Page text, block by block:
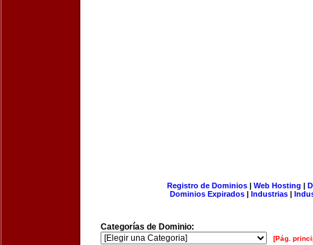
Registro de Dominios| Web Hosting |
Dominios Expirados | Industrias |
Categorías de Dominio:
[Pág.